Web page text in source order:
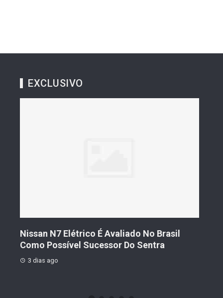
EXCLUSIVO
Nissan N7 Elétrico É Avaliado No Brasil
Como Possível Sucessor Do Sentra
3 dias ago